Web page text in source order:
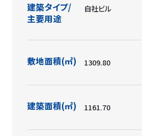
建築タイプ/
主要用途
自社ビル
敷地面積(㎡) 1309.80
建築面積(㎡) 1161.70